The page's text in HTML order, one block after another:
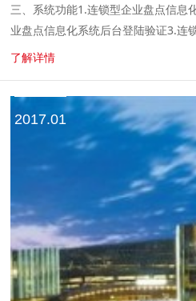
三、系统功能1.连锁型企业盘点信息
业盘点信息化系统后台登陆验证3.连
户管理4.连锁型企业盘点信息化系统
了解详情
2017.01